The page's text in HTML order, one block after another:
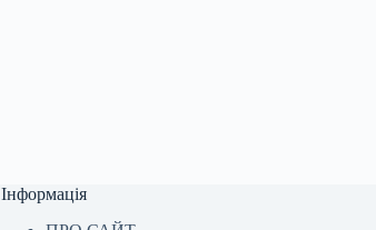
Інформація